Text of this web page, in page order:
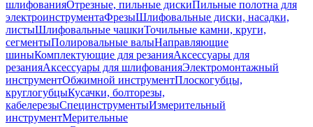
шлифованияОтрезные, пильные дискиПильные полотна для
электроинструментаФрезыШлифовальные диски, насадки,
листыШлифовальные чашкиТочильные камни, круги,
сегментыПолировальные валыНаправляющие
шиныКомплектующие для резанияАксессуары для
резанияАксессуары для шлифованияЭлектромонтажный
инструментОбжимной инструментПлоскогубцы,
круглогубцыКусачки, болторезы,
кабелерезыСпецинструментыИзмерительный
инструментМерительные